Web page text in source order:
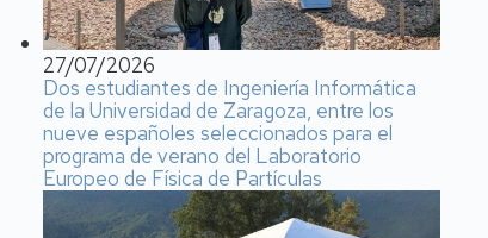
27/07/2026
Dos estudiantes de Ingeniería Informática
de la Universidad de Zaragoza, entre los
nueve españoles seleccionados para el
programa de verano del Laboratorio
Europeo de Física de Partículas